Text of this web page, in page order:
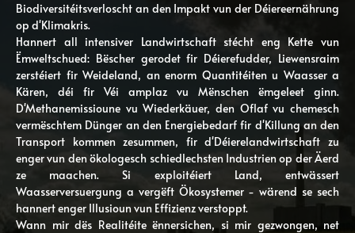
Biodiversitéitsverloscht an den Impakt vun der Déiereernährung
op d'Klimakris.
Hannert all intensiver Landwirtschaft stécht eng Kette vun
Ëmweltschued: Bëscher gerodet fir Déierefudder, Liewensraim
zerstéiert fir Weideland, an enorm Quantitéiten u Waasser a
Kären, déi fir Véi amplaz vu Mënschen ëmgeleet ginn.
D'Methanemissioune vu Wiederkäuer, den Oflaf vu chemesch
vermëschtem Dünger an den Energiebedarf fir d'Killung an den
Transport kommen zesummen, fir d'Déierelandwirtschaft zu
enger vun den ökologesch schiedlechsten Industrien op der Äerd
ze maachen. Si exploitéiert Land, entwässert
Waasserversuergung a vergëft Ökosystemer - wärend se sech
hannert enger Illusioun vun Effizienz verstoppt.
Wann mir dës Realitéite ënnersichen, si mir gezwongen, net